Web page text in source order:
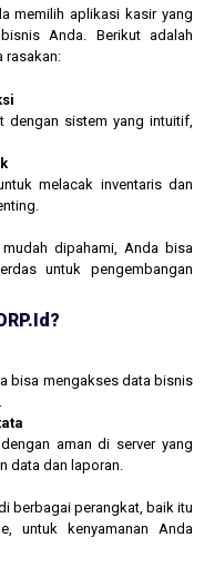
memilih aplikasi kasir yang
Anda. Berikut adalah
rasakan:
dengan sistem yang intuitif,
melacak inventaris dan
dipahami, Anda bisa
untuk pengembangan
bisa mengakses data bisnis
aman di server yang
data dan laporan.
berbagai perangkat, baik itu
untuk kenyamanan Anda